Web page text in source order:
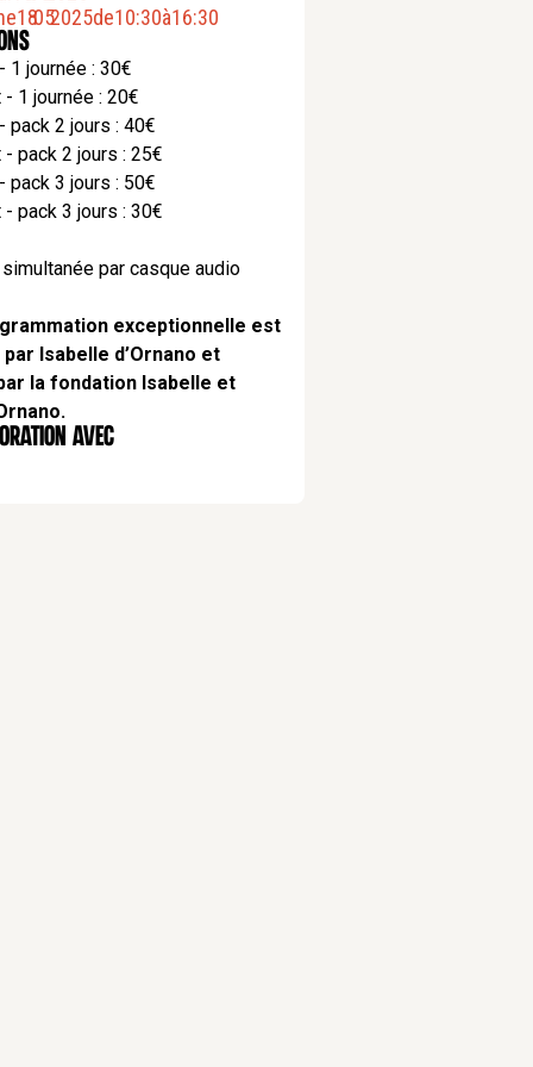
18.05.2025de10:30à16:30
1 journée : 30€
1 journée : 20€
pack 2 jours : 40€
pack 2 jours : 25€
pack 3 jours : 50€
pack 3 jours : 30€
par casque audio
exceptionnelle est
Isabelle d’Ornano et
la fondation Isabelle et
AVEC